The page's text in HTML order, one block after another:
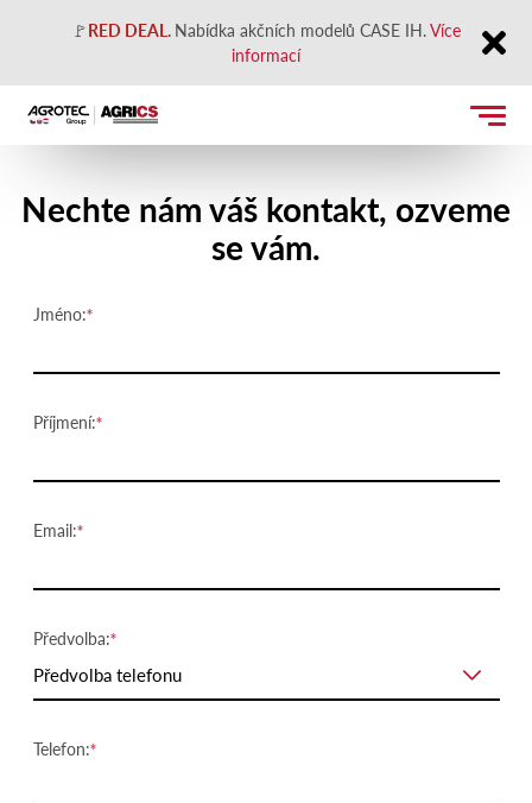
🚩RED DEAL. Nabídka akčních modelů CASE IH.Více
informací
Close
Nechte nám váš kontakt, ozveme
se vám.
Jméno:
Příjmení:
Email:
Předvolba:
Předvolba telefonu
Telefon: